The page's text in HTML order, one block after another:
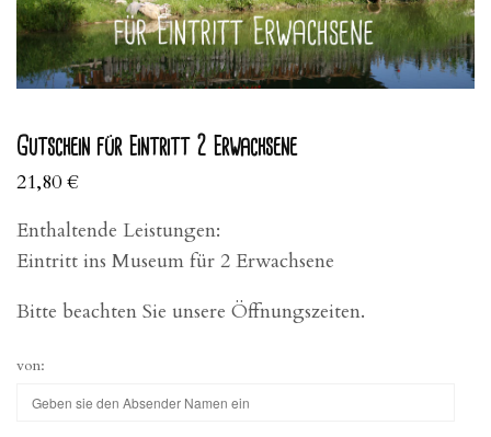
Gutschein für Eintritt 2 Erwachsene
21,80€
Enthaltende Leistungen:
Eintritt ins Museum für 2 Erwachsene
Bitte beachten Sie unsere Öffnungszeiten.
von: